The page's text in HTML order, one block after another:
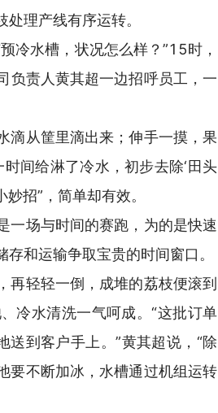
理产线有序运转。
冷水槽，状况怎么样？”15时，
负责人黄其超一边招呼员工，一
滴从筐里滴出来；伸手一摸，果
间给淋了冷水，初步去除‘田头
招”，简单却有效。
一场与时间的赛跑，为的是快速
和运输争取宝贵的时间窗口。
再轻轻一倒，成堆的荔枝便滚到
冷水清洗一气呵成。“这批订单
到客户手上。”黄其超说，“除
不断加冰，水槽通过机组运转